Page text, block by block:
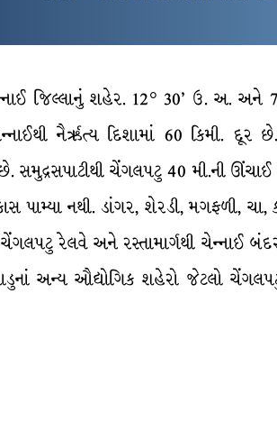
જિલ્લાનું શહેર. 12° 30’ ઉ. અ. અને
નૈર્ઋત્ય દિશામાં 60 કિમી.
છે. સમુદ્રસપાટીથી ચેંગલપટુ 40 મી.ની
પામ્યા નથી. ડાંગર, શેરડી, મગફળી,
રેલવે અને રસ્તામાર્ગથી ચેન્નાઈ
અન્ય ઔદ્યોગિક શહેરો જેટલો